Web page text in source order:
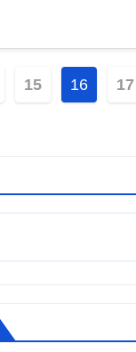
15 16 17